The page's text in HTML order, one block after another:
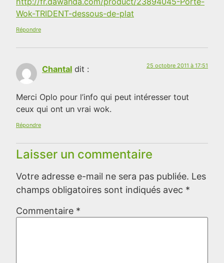
Wok-TRIDENT-dessous-de-plat
Répondre
Chantal dit : 25 octobre 2011 à 17:51
Merci Oplo pour l’info qui peut intéresser tout
ceux qui ont un vrai wok.
Répondre
Laisser un commentaire
Votre adresse e-mail ne sera pas publiée. Les
champs obligatoires sont indiqués avec *
Commentaire *